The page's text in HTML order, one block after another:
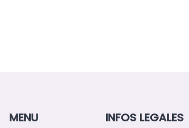
MENU INFOS LEGALES